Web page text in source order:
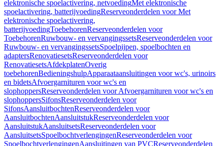
elektronische spoelactivering, netvoedingMet elektronische
spoelactivering, batterijvoedingReserveonderdelen voor Met
elektronische spoelactivering,
batterijvoedingToebehorenReserveonderdelen voor
ToebehorenRuwbouw- en vervangingssetsReserveonderdelen voor
Ruwbouw- en vervangingssetsSpoelpijpen, spoelbochten en
adaptersRenovatiesetsReserveonderdelen voor
RenovatiesetsAfdekplatenOverig
toebehorenBedieningshulpApparaataansluitingen voor wc's, urinoirs
en bidetsAfvoergarnituren voor wc's en
slophoppersReserveonderdelen voor Afvoergarnituren voor wc's en
slophoppersSifonsReserveonderdelen voor
SifonsAansluitbochtenReserveonderdelen voor
AansluitbochtenAansluitstukReserveonderdelen voor
AansluitstukAansluitsetsReserveonderdelen voor
AansluitsetsSpoelbochtverlengingenReserveonderdelen voor
SpoelbochtverlengingenAansluitingen van PVCReserveonderdelen